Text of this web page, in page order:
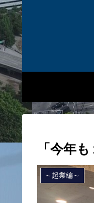
「今年
～起業編～